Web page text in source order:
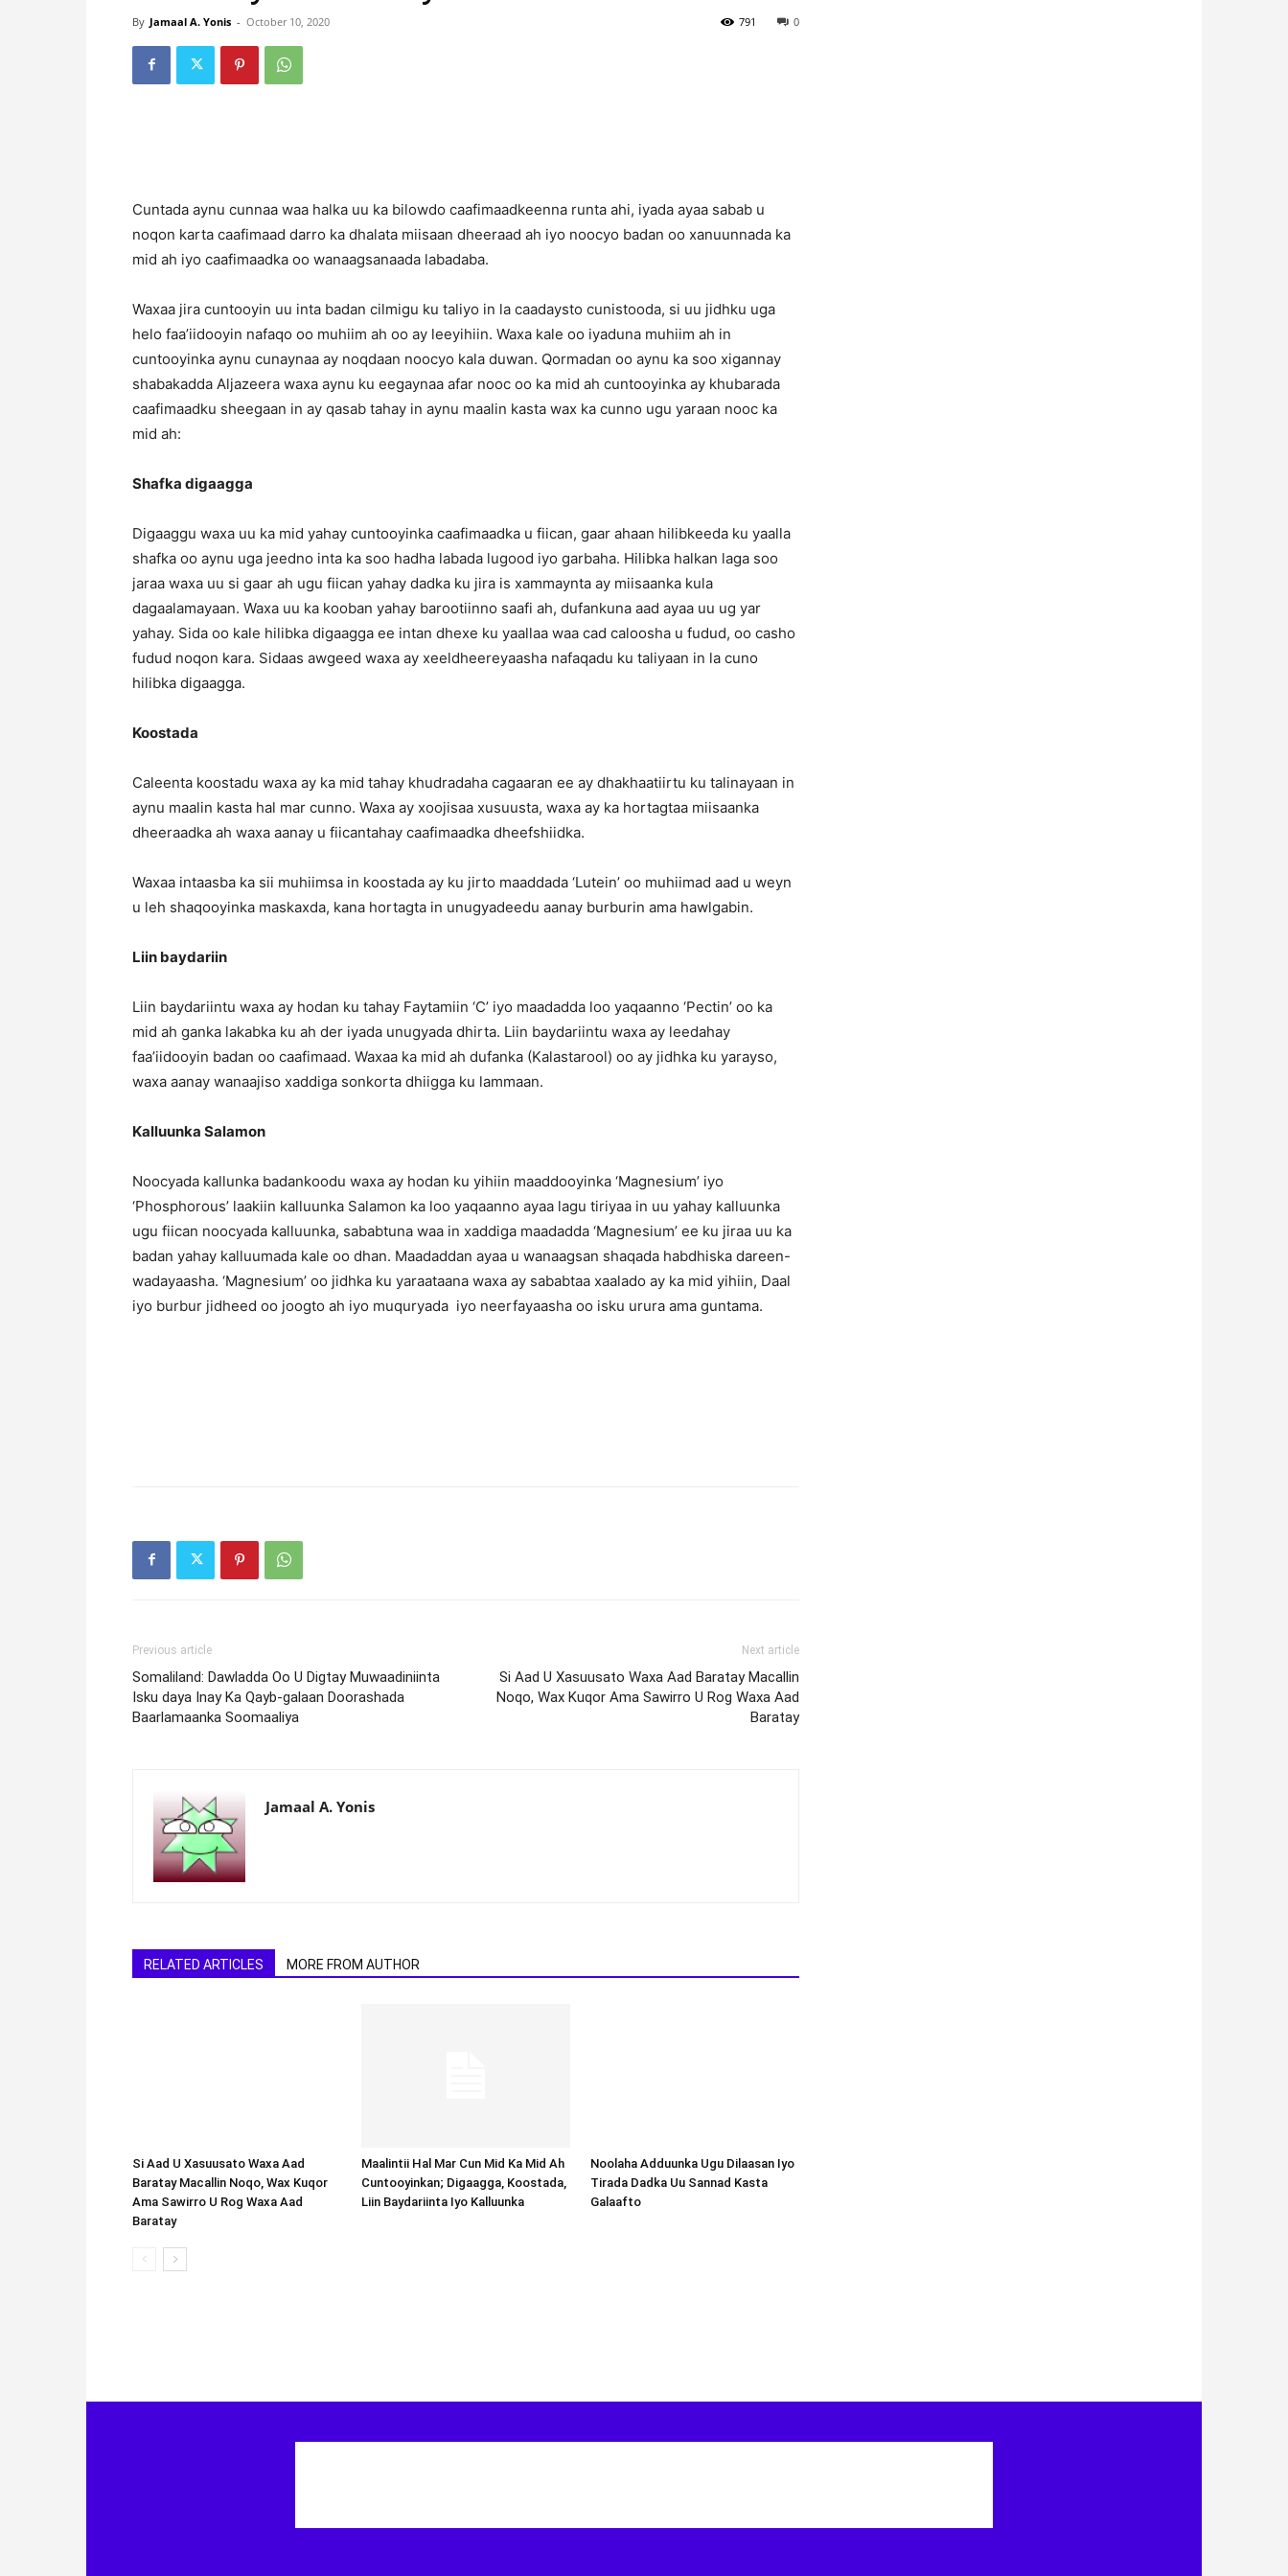
By Jamaal A. Yonis - October 10, 2020 0
791
Cuntada aynu cunnaa waa halka uu ka bilowdo caafimaadkeenna runta ahi, iyada ayaa sabab u
noqon karta caafimaad darro ka dhalata miisaan dheeraad ah iyo noocyo badan oo xanuunnada ka
mid ah iyo caafimaadka oo wanaagsanaada labadaba.
Waxaa jira cuntooyin uu inta badan cilmigu ku taliyo in la caadaysto cunistooda, si uu jidhku uga
helo faa’iidooyin nafaqo oo muhiim ah oo ay leeyihiin. Waxa kale oo iyaduna muhiim ah in
cuntooyinka aynu cunaynaa ay noqdaan noocyo kala duwan. Qormadan oo aynu ka soo xigannay
shabakadda Aljazeera waxa aynu ku eegaynaa afar nooc oo ka mid ah cuntooyinka ay khubarada
caafimaadku sheegaan in ay qasab tahay in aynu maalin kasta wax ka cunno ugu yaraan nooc ka
mid ah:
Shafka digaagga
Digaaggu waxa uu ka mid yahay cuntooyinka caafimaadka u fiican, gaar ahaan hilibkeeda ku yaalla
shafka oo aynu uga jeedno inta ka soo hadha labada lugood iyo garbaha. Hilibka halkan laga soo
jaraa waxa uu si gaar ah ugu fiican yahay dadka ku jira is xammaynta ay miisaanka kula
dagaalamayaan. Waxa uu ka kooban yahay barootiinno saafi ah, dufankuna aad ayaa uu ug yar
yahay. Sida oo kale hilibka digaagga ee intan dhexe ku yaallaa waa cad caloosha u fudud, oo casho
fudud noqon kara. Sidaas awgeed waxa ay xeeldheereyaasha nafaqadu ku taliyaan in la cuno
hilibka digaagga.
Koostada
Caleenta koostadu waxa ay ka mid tahay khudradaha cagaaran ee ay dhakhaatiirtu ku talinayaan in
aynu maalin kasta hal mar cunno. Waxa ay xoojisaa xusuusta, waxa ay ka hortagtaa miisaanka
dheeraadka ah waxa aanay u fiicantahay caafimaadka dheefshiidka.
Waxaa intaasba ka sii muhiimsa in koostada ay ku jirto maaddada ‘Lutein’ oo muhiimad aad u weyn
u leh shaqooyinka maskaxda, kana hortagta in unugyadeedu aanay burburin ama hawlgabin.
Liin baydariin
Liin baydariintu waxa ay hodan ku tahay Faytamiin ‘C’ iyo maadadda loo yaqaanno ‘Pectin’ oo ka
mid ah ganka lakabka ku ah der iyada unugyada dhirta. Liin baydariintu waxa ay leedahay
faa’iidooyin badan oo caafimaad. Waxaa ka mid ah dufanka (Kalastarool) oo ay jidhka ku yarayso,
waxa aanay wanaajiso xaddiga sonkorta dhiigga ku lammaan.
Kalluunka Salamon
Noocyada kallunka badankoodu waxa ay hodan ku yihiin maaddooyinka ‘Magnesium’ iyo
‘Phosphorous’ laakiin kalluunka Salamon ka loo yaqaanno ayaa lagu tiriyaa in uu yahay kalluunka
ugu fiican noocyada kalluunka, sababtuna waa in xaddiga maadadda ‘Magnesium’ ee ku jiraa uu ka
badan yahay kalluumada kale oo dhan. Maadaddan ayaa u wanaagsan shaqada habdhiska dareen-
wadayaasha. ‘Magnesium’ oo jidhka ku yaraataana waxa ay sababtaa xaalado ay ka mid yihiin, Daal
iyo burbur jidheed oo joogto ah iyo muquryada iyo neerfayaasha oo isku urura ama guntama.
Previous article
Somaliland: Dawladda Oo U Digtay Muwaadiniinta
Isku daya Inay Ka Qayb-galaan Doorashada
Baarlamaanka Soomaaliya
Next article
Si Aad U Xasuusato Waxa Aad Baratay Macallin
Noqo, Wax Kuqor Ama Sawirro U Rog Waxa Aad
Baratay
Jamaal A. Yonis
RELATED ARTICLES MORE FROM AUTHOR
Si Aad U Xasuusato Waxa Aad
Baratay Macallin Noqo, Wax Kuqor
Ama Sawirro U Rog Waxa Aad
Baratay
Maalintii Hal Mar Cun Mid Ka Mid Ah
Cuntooyinkan; Digaagga, Koostada,
Liin Baydariinta Iyo Kalluunka
Noolaha Adduunka Ugu Dilaasan Iyo
Tirada Dadka Uu Sannad Kasta
Galaafto